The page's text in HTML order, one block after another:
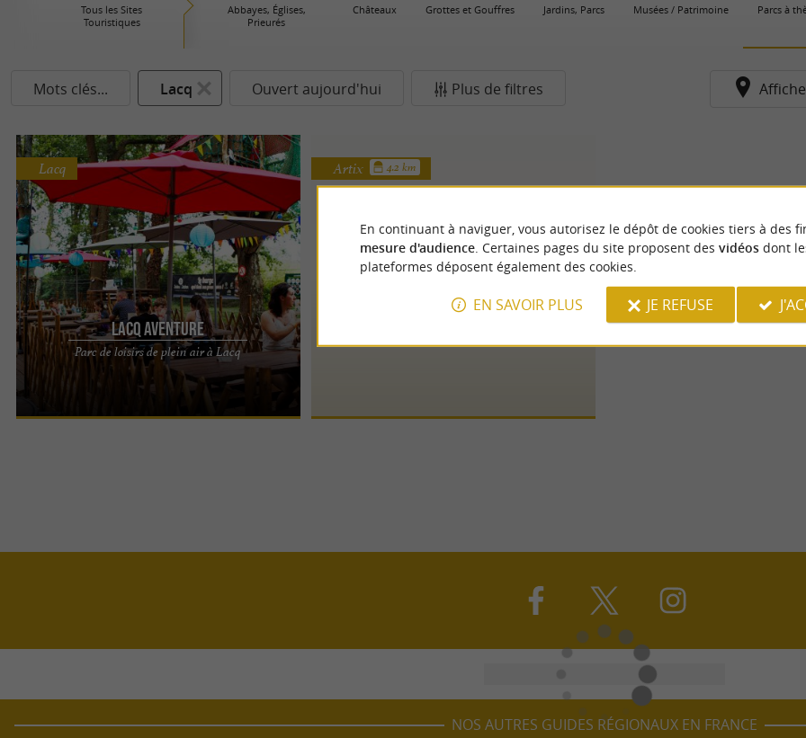
Tous les Sites
Touristiques
Abbayes, Églises,
Prieurés
Châteaux Grottes et Gouffres Jardins, Parcs Musées / Patrimoine Parcs à
Mots clés... Lacq Ouvert aujourd'hui Plus de filtres
Lacq Aventure
Parc de loisirs de plein air à Lacq
Lacq
Lacq Aventure est le parc de loisirs de plein air le
plus branché pour tous les accros de sensations
Artix 4.2 km
NOS AUTRES GUIDES RÉGIONAUX EN FRANCE
En continuant à naviguer, vous autorisez le dépôt de cookies tiers à des
mesure d'audience. Certaines pages du site proposent des vidéosdont
plateformes déposent également des cookies.
EN SAVOIR PLUS JE REFUSE